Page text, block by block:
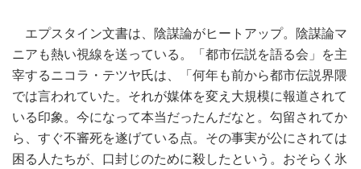
エプスタイン文書は、陰謀論がヒートアップ。陰謀論マ
ニアも熱い視線を送っている。「都市伝説を語る会」を主
宰するニコラ・テツヤ氏は、「何年も前から都市伝説界隈
では言われていた。それが媒体を変え大規模に報道されて
いる印象。今になって本当だったんだなと。勾留されてか
ら、すぐ不審死を遂げている点。その事実が公にされては
困る人たちが、口封じのために殺したという。おそらく氷